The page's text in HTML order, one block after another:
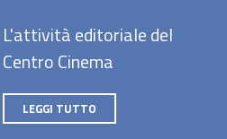
L'attività editoriale del
Centro Cinema
LEGGI TUTTO